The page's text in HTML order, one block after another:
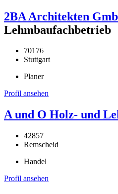
2BA Architekten
Lehmbaufachbetrieb
70176
Stuttgart
Planer
Profil ansehen
A und O Holz- und
42857
Remscheid
Handel
Profil ansehen